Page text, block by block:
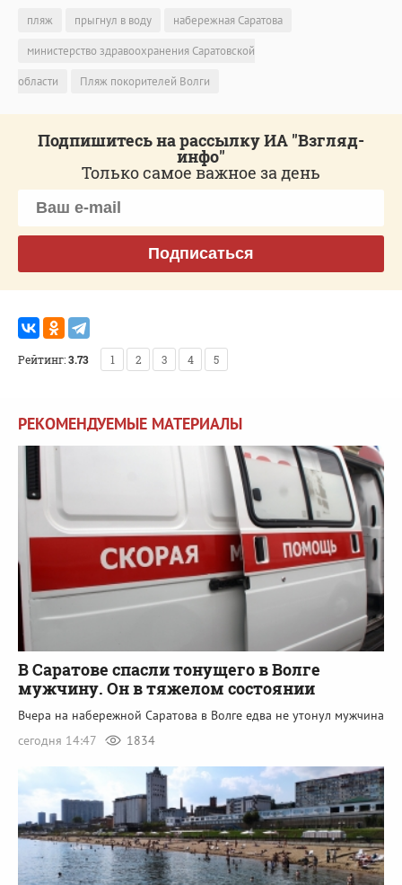
пляж прыгнул в воду
набережная Саратова
министерство здравоохранения Саратовской
области
Пляж покорителей Волги
Подпишитесь на рассылку ИА "Взгляд-
инфо"
Только самое важное за день
Подписаться
Рейтинг:3.73 1 2 3 4 5
РЕКОМЕНДУЕМЫЕ МАТЕРИАЛЫ
В Саратове спасли тонущего в Волге
мужчину. Он в тяжелом состоянии
Вчера на набережной Саратова в Волге едва не утонул мужчина
сегодня 14:47
1834